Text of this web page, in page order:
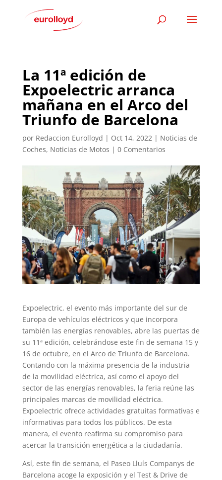
La 11ª edición de
Expoelectric arranca
mañana en el Arco del
Triunfo de Barcelona
por Redaccion Eurolloyd | Oct 14, 2022| Noticias de
Coches, Noticias de Motos | 0 Comentarios
Expoelectric, el evento más importante del sur de
Europa de vehículos eléctricos y que incorpora
también las energías renovables, abre las puertas de
su 11ª edición, celebrándose este fin de semana 15 y
16 de octubre, en el Arco de Triunfo de Barcelona.
Contando con la máxima presencia de la industria
de la movilidad eléctrica, así como el apoyo del
sector de las energías renovables, la feria reúne las
principales marcas de movilidad eléctrica.
Expoelectric ofrece actividades gratuitas formativas e
informativas para todos los públicos. De esta
manera, el evento reafirma su compromiso para
acercar la transición energética a la ciudadanía.
Así, este fin de semana, el Paseo Lluís Companys de
Barcelona acoge la exposición y el Test & Drive de